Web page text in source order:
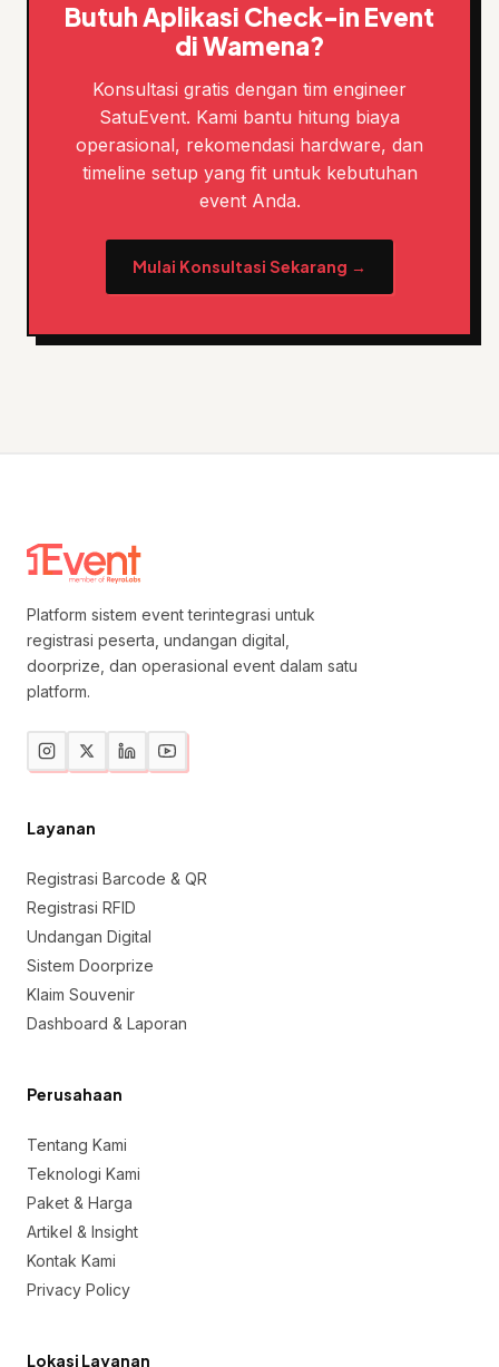
Butuh Aplikasi Check-in Event
di Wamena?
Konsultasi gratis dengan tim engineer
SatuEvent. Kami bantu hitung biaya
operasional, rekomendasi hardware, dan
timeline setup yang fit untuk kebutuhan
event Anda.
Mulai Konsultasi Sekarang →
Platform sistem event terintegrasi untuk
registrasi peserta, undangan digital,
doorprize, dan operasional event dalam satu
platform.
Layanan
Registrasi Barcode & QR
Registrasi RFID
Undangan Digital
Sistem Doorprize
Klaim Souvenir
Dashboard & Laporan
Perusahaan
Tentang Kami
Teknologi Kami
Paket & Harga
Artikel & Insight
Kontak Kami
Privacy Policy
Lokasi Layanan